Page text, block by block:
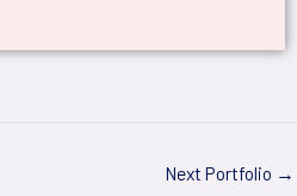
Next Portfolio →